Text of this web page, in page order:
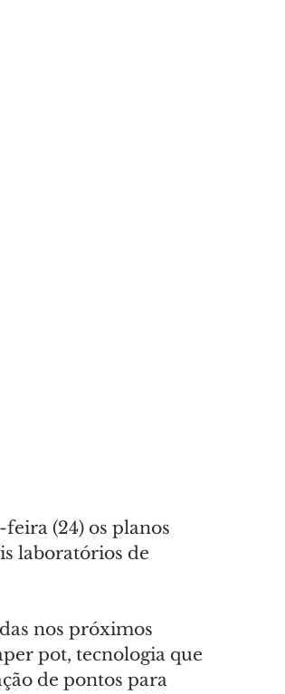
(24) os planos
laboratórios de
nos próximos
pot, tecnologia que
de pontos para